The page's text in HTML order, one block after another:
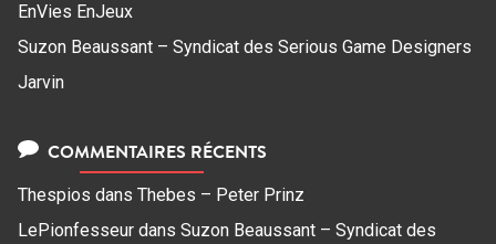
EnVies EnJeux
Suzon Beaussant – Syndicat des Serious Game Designers
Jarvin
COMMENTAIRES RÉCENTS
Thespios dans Thebes – Peter Prinz
LePionfesseur dans Suzon Beaussant – Syndicat des